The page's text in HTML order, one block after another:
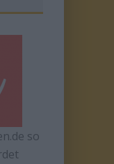
so